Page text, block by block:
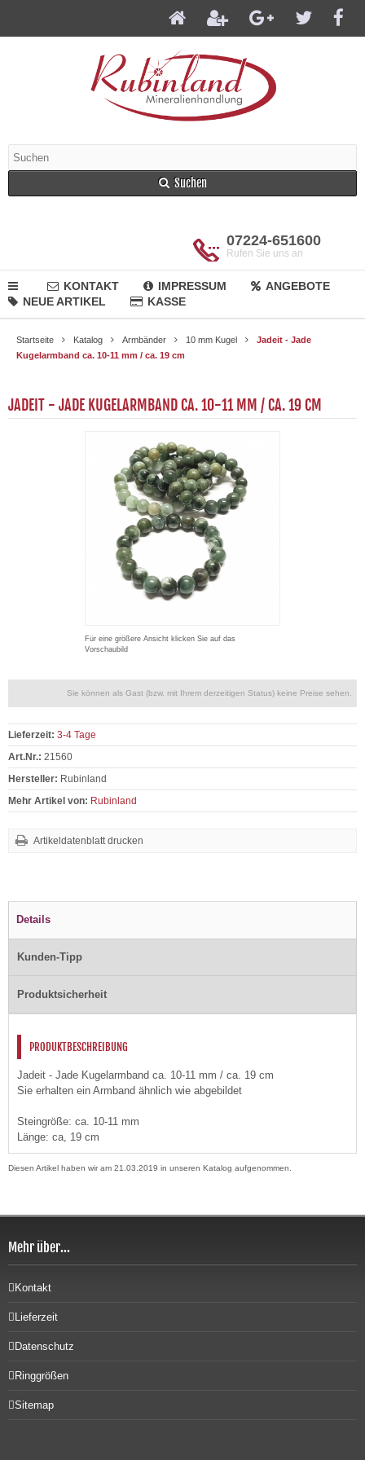
Suchen
07224-651600
Rufen Sie uns an
KONTAKT IMPRESSUM
ANGEBOTE
NEUE ARTIKEL
KASSE
Startseite Katalog Armbänder 10 mm Kugel
Jadeit - Jade
Kugelarmband ca. 10-11 mm / ca. 19 cm
JADEIT - JADE KUGELARMBAND CA. 10-11 MM / CA. 19 CM
Für eine größere Ansicht klicken Sie auf das
Vorschaubild
Sie können als Gast (bzw. mit Ihrem derzeitigen Status) keine Preise sehen.
Lieferzeit: 3-4 Tage
Art.Nr.: 21560
Hersteller: Rubinland
Mehr Artikel von: Rubinland
Artikeldatenblatt drucken
Details
Kunden-Tipp
Produktsicherheit
PRODUKTBESCHREIBUNG
Jadeit - Jade Kugelarmband ca. 10-11 mm / ca. 19 cm
Sie erhalten ein Armband ähnlich wie abgebildet
Steingröße: ca. 10-11 mm
Länge: ca, 19 cm
Diesen Artikel haben wir am 21.03.2019 in unseren Katalog aufgenommen.
Mehr über...
Kontakt
Lieferzeit
Datenschutz
Ringgrößen
Sitemap